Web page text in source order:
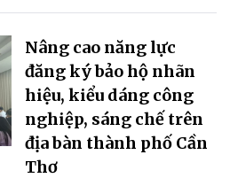
Nâng cao năng lực
đăng ký bảo hộ nhãn
hiệu, kiểu dáng công
nghiệp, sáng chế trên
địa bàn thành phố Cần
Thơ